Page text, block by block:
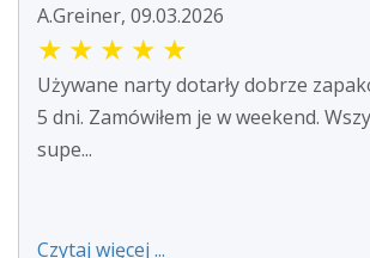
A.Greiner, 09.03.2026
★ ★ ★ ★ ★
Używane narty dotarły dobrze
5 dni. Zamówiłem je w weekend.
supe...
Czytaj więcej ...